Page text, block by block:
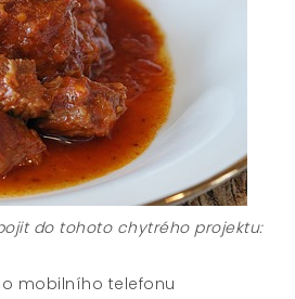
do tohoto chytrého projektu:
mobilního telefonu